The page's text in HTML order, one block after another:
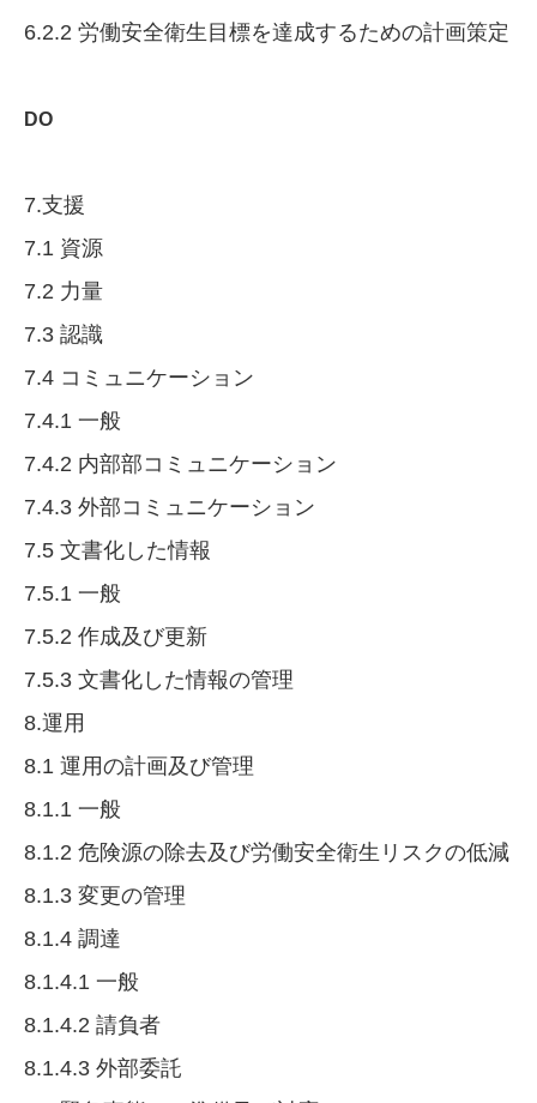
6.2.2 労働安全衛生目標を達成するための計画策定
DO
7.支援
7.1 資源
7.2 力量
7.3 認識
7.4 コミュニケーション
7.4.1 一般
7.4.2 内部部コミュニケーション
7.4.3 外部コミュニケーション
7.5 文書化した情報
7.5.1 一般
7.5.2 作成及び更新
7.5.3 文書化した情報の管理
8.運用
8.1 運用の計画及び管理
8.1.1 一般
8.1.2 危険源の除去及び労働安全衛生リスクの低減
8.1.3 変更の管理
8.1.4 調達
8.1.4.1 一般
8.1.4.2 請負者
8.1.4.3 外部委託